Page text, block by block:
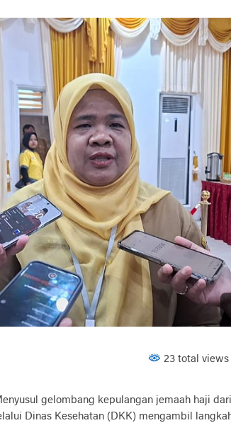
23 total views
gelombang kepulangan jemaah haji
Dinas Kesehatan (DKK) mengambil